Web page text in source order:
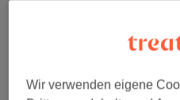
Wir verwenden eigene